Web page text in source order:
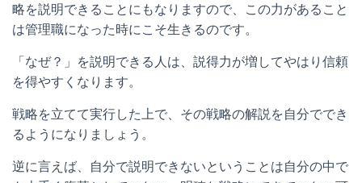
略を説明できることにもなりますので、この力があること
は管理職になった時にこそ生きるのです。
「なぜ？」を説明できる人は、説得力が増してやはり信頼
を得やすくなります。
戦略を立てて実行した上で、その戦略の解説を自分ででき
るようになりましょう。
逆に言えば、自分で説明できないということは自分の中で